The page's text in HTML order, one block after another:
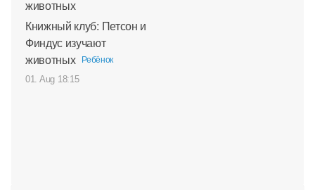
Книжный клуб: Петсон и
Финдус изучают
животных
Ребёнок
01. Aug 18:15